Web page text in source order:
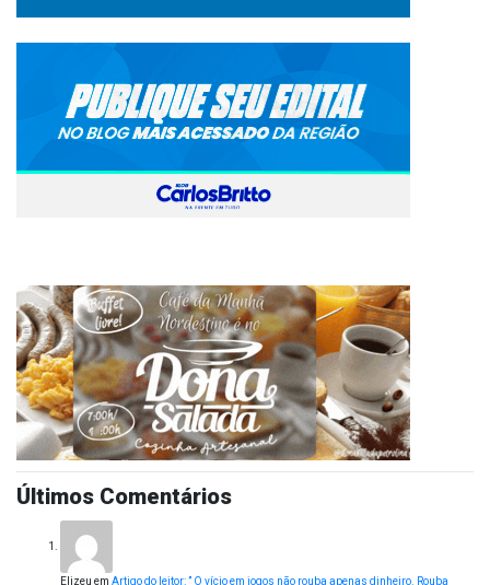
Últimos Comentários
Elizeu em Artigo do leitor: ” O vício em jogos não rouba apenas dinheiro. Rouba